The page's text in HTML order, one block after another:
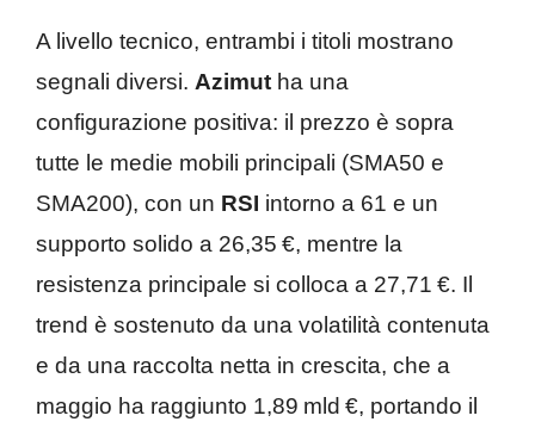
A livello tecnico, entrambi i titoli mostrano
segnali diversi. Azimut ha una
configurazione positiva: il prezzo è sopra
tutte le medie mobili principali (SMA50 e
SMA200), con un RSI intorno a 61 e un
supporto solido a 26,35 €, mentre la
resistenza principale si colloca a 27,71 €. Il
trend è sostenuto da una volatilità contenuta
e da una raccolta netta in crescita, che a
maggio ha raggiunto 1,89 mld €, portando il